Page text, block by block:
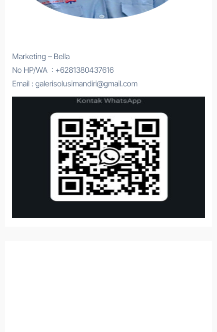
Marketing – Bella
No HP/WA : +6281380437616
Email : galerisolusimandiri@gmail.com